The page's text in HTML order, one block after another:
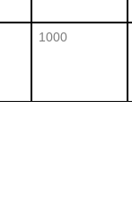
1000